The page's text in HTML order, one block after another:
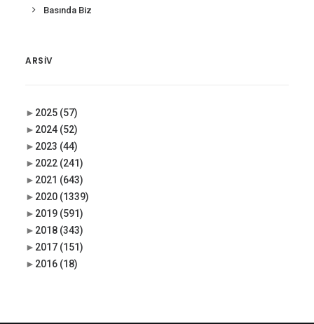
Basında Biz
ARSIV
► 2025 (57)
► 2024 (52)
► 2023 (44)
► 2022 (241)
► 2021 (643)
► 2020 (1339)
► 2019 (591)
► 2018 (343)
► 2017 (151)
► 2016 (18)